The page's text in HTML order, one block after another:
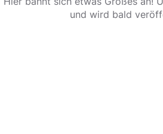
und wird bald